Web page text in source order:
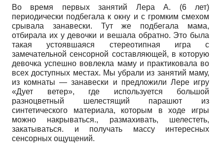
Во время первых занятий Лера А. (6 лет)
периодически подбегала к окну и с громким смехом
срывала занавески. Тут же подбегала мама,
отбирала их у девочки и вешала обратно. Это была
такая устоявшаяся стереотипная игра с
замечательной сенсорной составляющей, в которую
девочка успешно вовлекла маму и практиковала во
всех доступных местах. Мы убрали из занятий маму,
из комнаты — занавески и предложили Лере игру
«Дует ветер», где используется большой
разноцветный шелестящий парашют из
синтетического материала, которым в ходе игры
можно накрываться., размахивать, шелестеть,
закатываться. и получать массу интересных
сенсорных ощущений.